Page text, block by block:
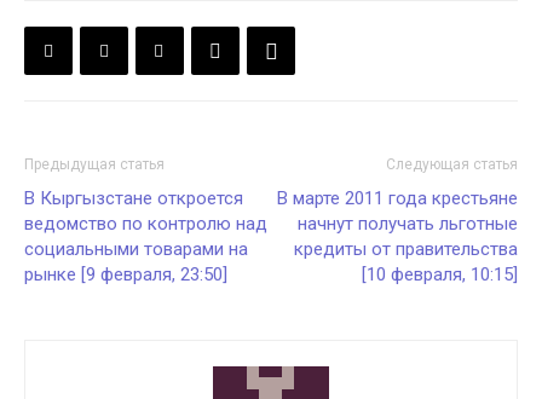
Предыдущая статья
В Кыргызстане откроется
ведомство по контролю над
социальными товарами на
рынке [9 февраля, 23:50]
Следующая статья
В марте 2011 года крестьяне
начнут получать льготные
кредиты от правительства
[10 февраля, 10:15]